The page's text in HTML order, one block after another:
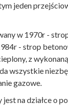
jeden
w 1970r -
- strop
z
wszystkie
gazowe.
na działce o